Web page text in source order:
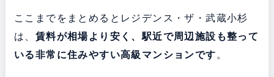
ここまでをまとめるとレジデンス・ザ・武蔵小杉
は、 賃料が相場より安く、駅近で周辺施設も整って
いる非常に住みやすい高級マンションです 。